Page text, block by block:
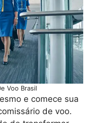
Voo Brasil
e comece sua
de voo.